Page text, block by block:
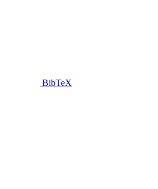
BibTeX